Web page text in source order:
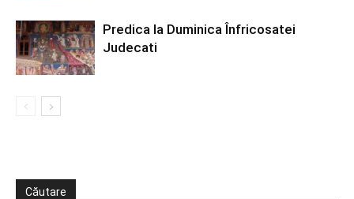
Predica la Duminica Înfricosatei
Judecati
Căutare